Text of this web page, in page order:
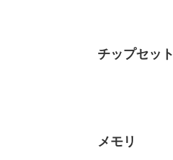
チップセット
メモリ